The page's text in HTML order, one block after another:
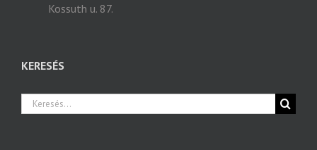
Kossuth u. 87.
KERESÉS
Keresés...